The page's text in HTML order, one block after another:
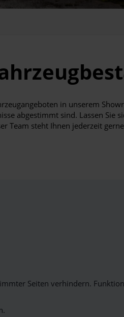
in unserem
abgestimmt sind. Lassen Sie
Team steht Ihnen jederzeit
Seiten verhindern.